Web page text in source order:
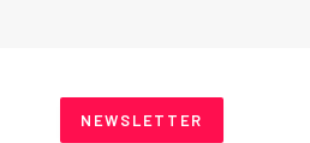
NEWSLETTER